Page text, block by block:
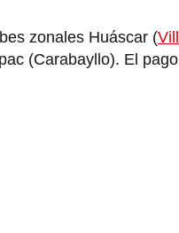
zonales Huáscar (
(Carabayllo). El